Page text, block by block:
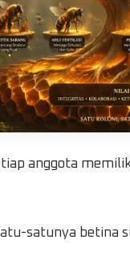
anggota
satunya betina